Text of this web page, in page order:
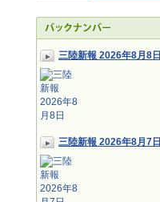
三陸新報 2026年8月8日
三陸新報 2026年8月7日